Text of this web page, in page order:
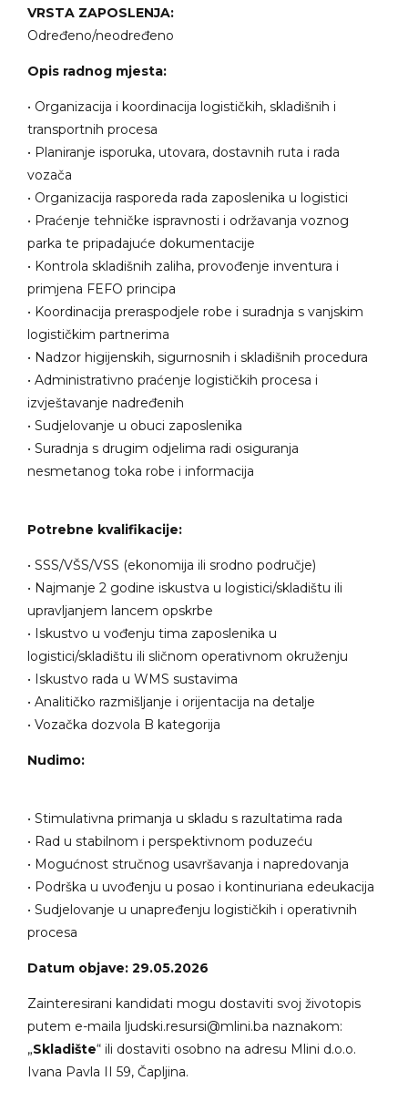
VRSTA ZAPOSLENJA:
Određeno/neodređeno
Opis radnog mjesta:
• Organizacija i koordinacija logističkih, skladišnih i
transportnih procesa
• Planiranje isporuka, utovara, dostavnih ruta i rada
vozača
• Organizacija rasporeda rada zaposlenika u logistici
• Praćenje tehničke ispravnosti i održavanja voznog
parka te pripadajuće dokumentacije
• Kontrola skladišnih zaliha, provođenje inventura i
primjena FEFO principa
• Koordinacija preraspodjele robe i suradnja s vanjskim
logističkim partnerima
• Nadzor higijenskih, sigurnosnih i skladišnih procedura
• Administrativno praćenje logističkih procesa i
izvještavanje nadređenih
• Sudjelovanje u obuci zaposlenika
• Suradnja s drugim odjelima radi osiguranja
nesmetanog toka robe i informacija
Potrebne kvalifikacije:
• SSS/VŠS/VSS (ekonomija ili srodno područje)
• Najmanje 2 godine iskustva u logistici/skladištu ili
upravljanjem lancem opskrbe
• Iskustvo u vođenju tima zaposlenika u
logistici/skladištu ili sličnom operativnom okruženju
• Iskustvo rada u WMS sustavima
• Analitičko razmišljanje i orijentacija na detalje
• Vozačka dozvola B kategorija
Nudimo:
• Stimulativna primanja u skladu s razultatima rada
• Rad u stabilnom i perspektivnom poduzeću
• Mogućnost stručnog usavršavanja i napredovanja
• Podrška u uvođenju u posao i kontinuriana edeukacija
• Sudjelovanje u unapređenju logističkih i operativnih
procesa
Datum objave: 29.05.2026
Zainteresirani kandidati mogu dostaviti svoj životopis
putem e-maila ljudski.resursi@mlini.ba naznakom:
„Skladište“ ili dostaviti osobno na adresu Mlini d.o.o.
Ivana Pavla II 59, Čapljina.